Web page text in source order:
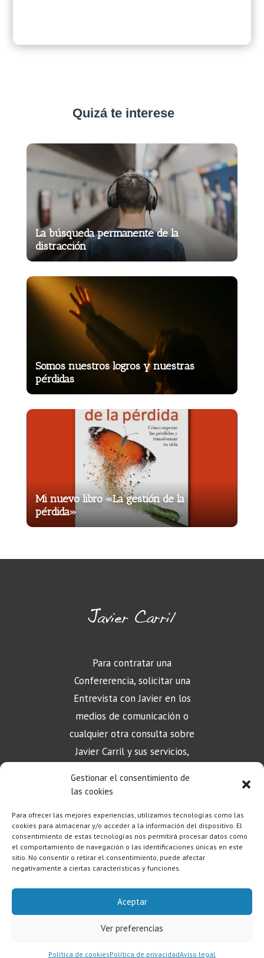
Gestionar el consentimiento de
las cookies
Para ofrecer las mejores experiencias, utilizamos tecnologías como las
cookies para almacenar y/o acceder a la información del dispositivo. El
consentimiento de estas tecnologías nos permitirá procesar datos como
el comportamiento de navegación o las identificaciones únicas en este
sitio. No consentir o retirar el consentimiento, puede afectar
negativamente a ciertas características y funciones.
Aceptar
Ver preferencias
Política de cookiesPolítica de privacidadAviso legal
Quizá te interese
La búsqueda permanente de la
distracción
Somos nuestros logros y nuestras
pérdidas
Mi nuevo libro «La gestión de la
pérdida»
Para contratar una
Confererencia, solicitar una
Entrevista con Javier en los
medios de comunicación o
cualquier otra consulta sobre
Javier Carril y sus servicios,
CONTACTO
Política de Privacidad|Política de Cookies